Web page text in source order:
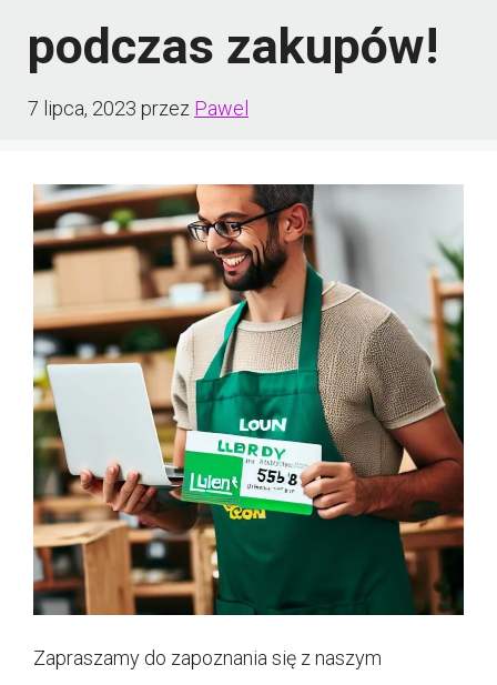
podczas zakupów!
7 lipca, 2023 przez Pawel
Zapraszamy do zapoznania się z naszym